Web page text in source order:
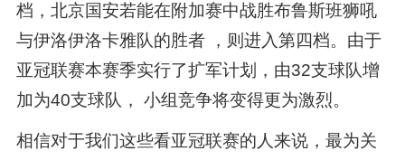
档，北京国安若能在附加赛中战胜布鲁斯班狮吼
与伊洛伊洛卡雅队的胜者 ，则进入第四档。由于
亚冠联赛本赛季实行了扩军计划，由32支球队增
加为40支球队， 小组竞争将变得更为激烈。
相信对于我们这些看亚冠联赛的人来说，最为关